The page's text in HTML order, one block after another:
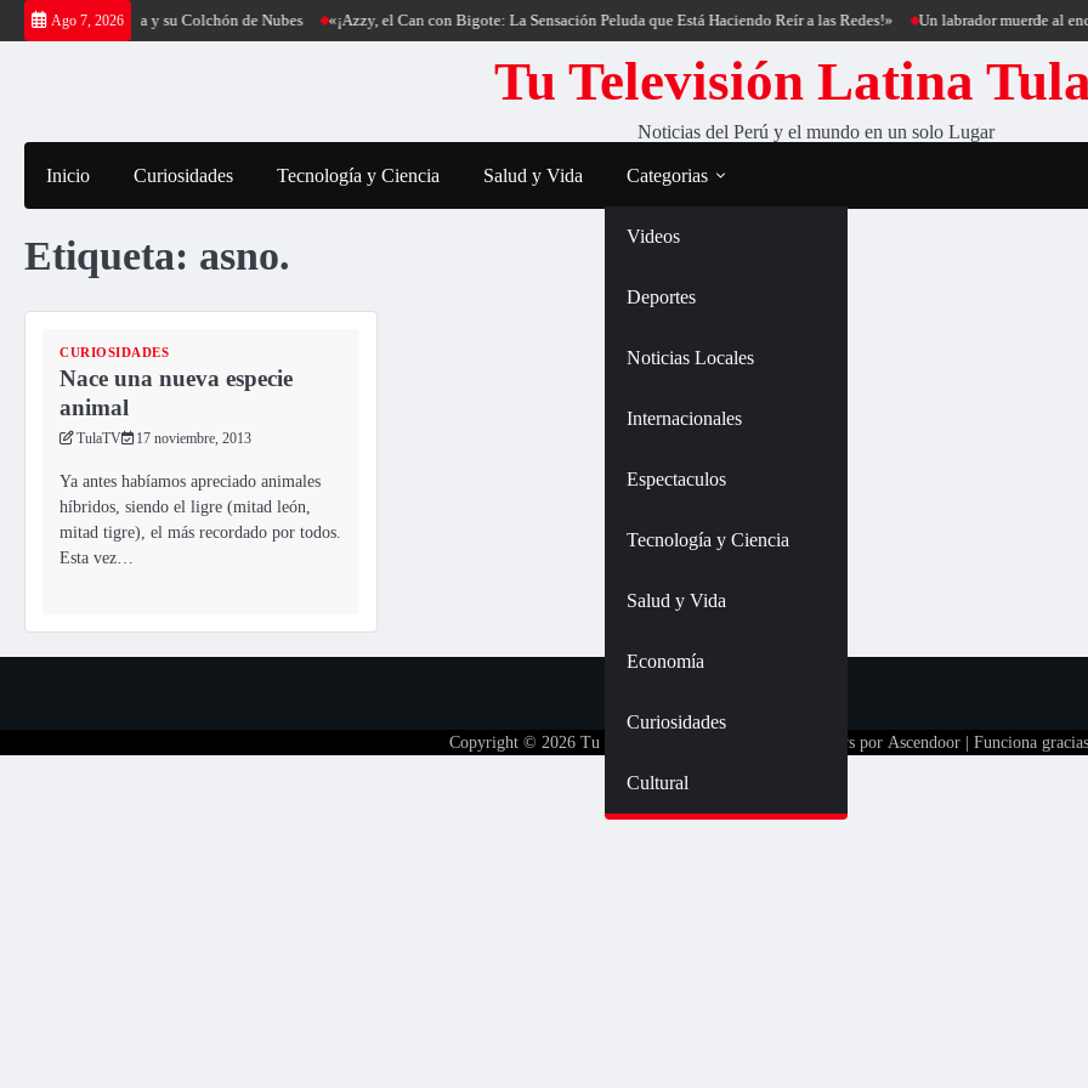
Saltar
al
Ago 7, 2026
al Cerro Cantería y su Colchón de Nubes «¡Azzy, el Can con Bigote: La Sensación Peluda que Está Haciendo Reír a las Redes!» Un labrador muerde al
Tu Televisión Latina
Noticias del Perú y el mundo en un solo Lugar
Inicio Curiosidades Tecnología y Ciencia Salud y Vida Categorias
Videos
Deportes
Noticias Locales
Internacionales
Espectaculos
Tecnología y Ciencia
Salud y Vida
Economía
Curiosidades
Cultural
Etiqueta: asno.
CURIOSIDADES
Nace una nueva especie
animal
TulaTV 17 noviembre, 2013
Ya antes habíamos apreciado animales
híbridos, siendo el ligre (mitad león,
mitad tigre), el más recordado por todos.
Esta vez…
Copyright © 2026 Tu Televisión Latina Tulatv | Ace News por Ascendoor| Funciona